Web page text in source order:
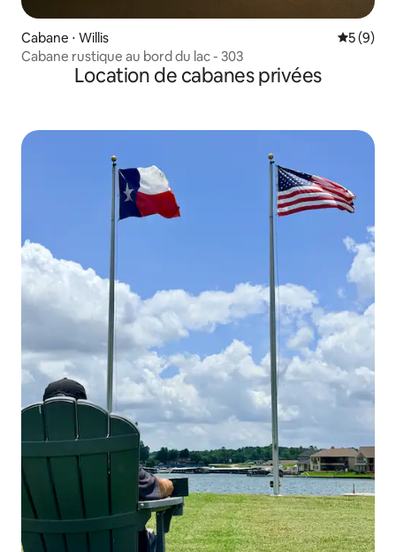
Cabane ⋅ Willis
5 (9)
Cabane rustique au bord du lac - 303
Location de cabanes privées